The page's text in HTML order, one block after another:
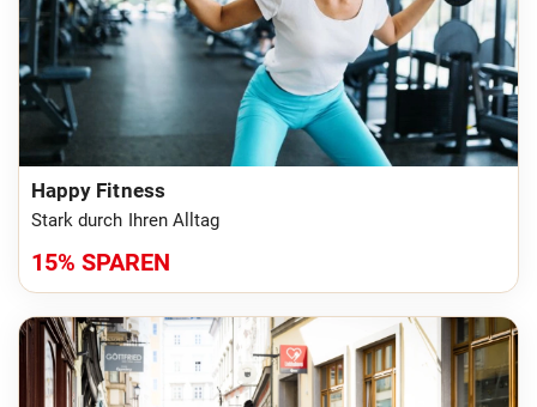
Happy Fitness
Stark durch Ihren Alltag
15% SPAREN